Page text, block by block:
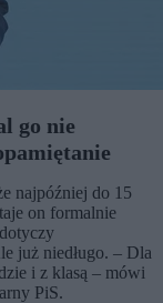
go nie
najpóźniej do 15
on formalnie
już niedługo. – Dla
i z klasą – mówi
PiS.